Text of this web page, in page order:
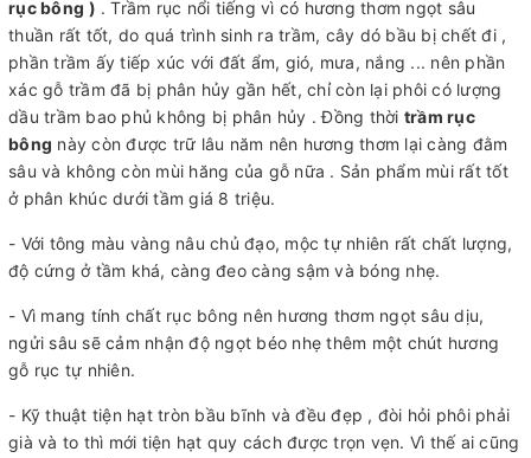
rục bông ) . Trầm rục nổi tiếng vì có hương thơm ngọt sâu
thuần rất tốt, do quá trình sinh ra trầm, cây dó bầu bị chết đi ,
phần trầm ấy tiếp xúc với đất ẩm, gió, mưa, nắng ... nên phần
xác gỗ trầm đã bị phân hủy gần hết, chỉ còn lại phôi có lượng
dầu trầm bao phủ không bị phân hủy . Đồng thời trầm rục
bông này còn được trữ lâu năm nên hương thơm lại càng đằm
sâu và không còn mùi hăng của gỗ nữa . Sản phẩm mùi rất tốt
ở phân khúc dưới tầm giá 8 triệu.
- Với tông màu vàng nâu chủ đạo, mộc tự nhiên rất chất lượng,
độ cứng ở tầm khá, càng đeo càng sậm và bóng nhẹ.
- Vì mang tính chất rục bông nên hương thơm ngọt sâu dịu,
ngửi sâu sẽ cảm nhận độ ngọt béo nhẹ thêm một chút hương
gỗ rục tự nhiên.
- Kỹ thuật tiện hạt tròn bầu bĩnh và đều đẹp , đòi hỏi phôi phải
già và to thì mới tiện hạt quy cách được trọn vẹn. Vì thế ai cũng